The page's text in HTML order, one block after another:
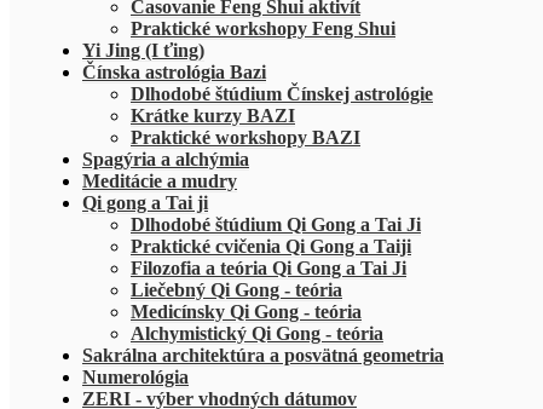
Časovanie Feng Shui aktivít
Praktické workshopy Feng Shui
Yi Jing (I ťing)
Čínska astrológia Bazi
Dlhodobé štúdium Čínskej astrológie
Krátke kurzy BAZI
Praktické workshopy BAZI
Spagýria a alchýmia
Meditácie a mudry
Qi gong a Tai ji
Dlhodobé štúdium Qi Gong a Tai Ji
Praktické cvičenia Qi Gong a Taiji
Filozofia a teória Qi Gong a Tai Ji
Liečebný Qi Gong - teória
Medicínsky Qi Gong - teória
Alchymistický Qi Gong - teória
Sakrálna architektúra a posvätná geometria
Numerológia
ZERI - výber vhodných dátumov